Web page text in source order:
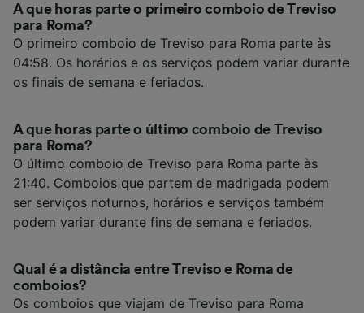
A que horas parte o primeiro comboio de Treviso
para Roma?
O primeiro comboio de Treviso para Roma parte às
04:58. Os horários e os serviços podem variar durante
os finais de semana e feriados.
A que horas parte o último comboio de Treviso
para Roma?
O último comboio de Treviso para Roma parte às
21:40. Comboios que partem de madrigada podem
ser serviços noturnos, horários e serviços também
podem variar durante fins de semana e feriados.
Qual é a distância entre Treviso e Roma de
comboios?
Os comboios que viajam de Treviso para Roma